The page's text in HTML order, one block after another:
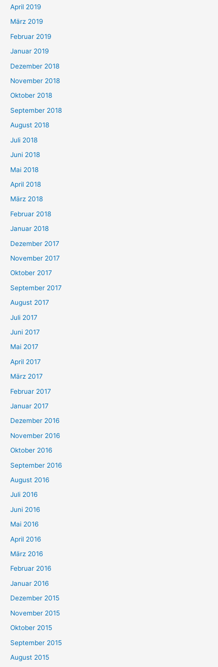
April 2019
März 2019
Februar 2019
Januar 2019
Dezember 2018
November 2018
Oktober 2018
September 2018
August 2018
Juli 2018
Juni 2018
Mai 2018
April 2018
März 2018
Februar 2018
Januar 2018
Dezember 2017
November 2017
Oktober 2017
September 2017
August 2017
Juli 2017
Juni 2017
Mai 2017
April 2017
März 2017
Februar 2017
Januar 2017
Dezember 2016
November 2016
Oktober 2016
September 2016
August 2016
Juli 2016
Juni 2016
Mai 2016
April 2016
März 2016
Februar 2016
Januar 2016
Dezember 2015
November 2015
Oktober 2015
September 2015
August 2015